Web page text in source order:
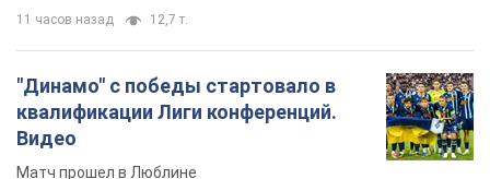
11 часов назад 12,7 т.
"Динамо" с победы стартовало в
квалификации Лиги конференций.
Видео
Матч прошел в Люблине